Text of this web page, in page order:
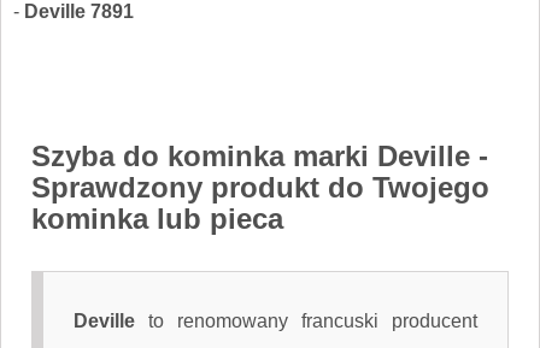
- Deville 7891
Szyba do kominka marki Deville -
Sprawdzony produkt do Twojego
kominka lub pieca
Deville to renomowany francuski producent